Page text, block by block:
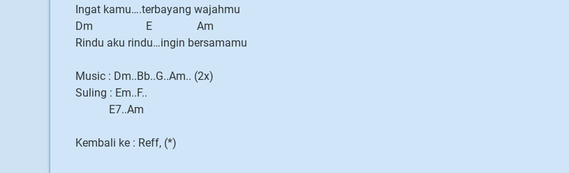
Ingat kamu….terbayang wajahmu
Dm E Am
Rindu aku rindu…ingin bersamamu
Music : Dm..Bb..G..Am.. (2x)
Suling : Em..F..
E7..Am
Kembali ke : Reff, (*)